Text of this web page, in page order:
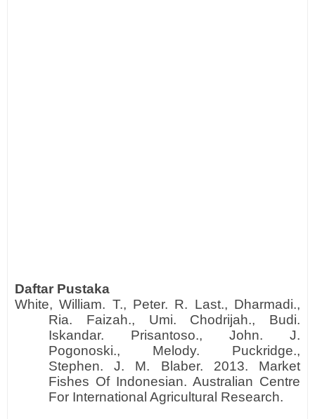
Daftar Pustaka
White, William. T., Peter. R. Last., Dharmadi.,
Ria. Faizah., Umi. Chodrijah., Budi.
Iskandar. Prisantoso., John. J.
Pogonoski., Melody. Puckridge.,
Stephen. J. M. Blaber. 2013. Market
Fishes Of Indonesian. Australian Centre
For International Agricultural Research.